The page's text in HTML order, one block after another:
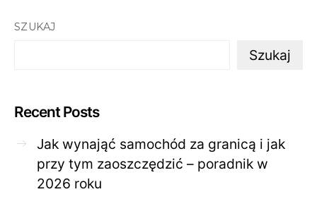
SZUKAJ
Szukaj
Recent Posts
Jak wynająć samochód za granicą i jak
przy tym zaoszczędzić – poradnik w
2026 roku